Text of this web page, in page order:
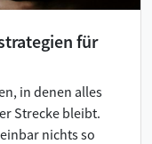
für
in denen alles
Strecke bleibt.
nichts so